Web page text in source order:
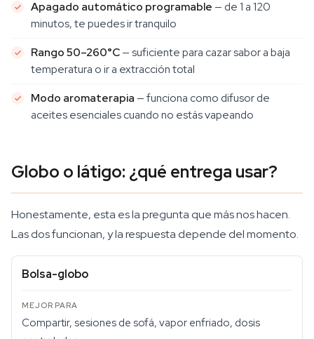
Apagado automático programable — de 1 a 120
minutos, te puedes ir tranquilo
Rango 50–260°C— suficiente para cazar sabor a baja
temperatura o ir a extracción total
Modo aromaterapia — funciona como difusor de
aceites esenciales cuando no estás vapeando
Globo o látigo: ¿qué entrega usar?
Honestamente, esta es la pregunta que más nos hacen.
Las dos funcionan, y la respuesta depende del momento.
Bolsa-globo
Compartir, sesiones de sofá, vapor enfriado, dosis